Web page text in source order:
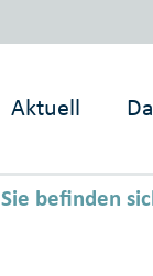
Aktuell
Sie befinden